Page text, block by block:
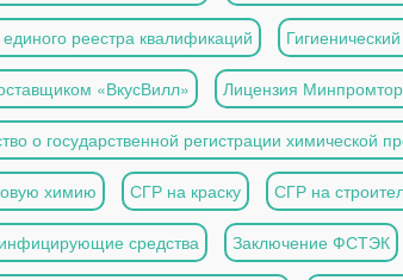
реестра квалификаций
«ВкусВилл» Лицензия
о государственной регистрации химической
химию СГР на краску СГР на
средства Заключение ФСТЭК